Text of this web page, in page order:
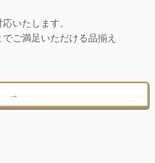
いたします。
ご満足いただける品揃え
→